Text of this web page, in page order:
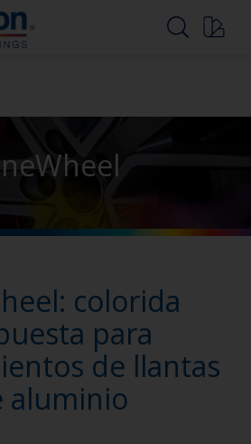
colorida
para
de llantas
aluminio